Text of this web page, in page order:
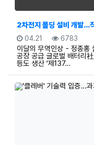
2차전지 폴딩 설비 개발
등록일
04.21 조회
6783
이달의 무역인상 - 정종홍
공장 공급 글로벌 배터리
등도 생산 ‘제137…